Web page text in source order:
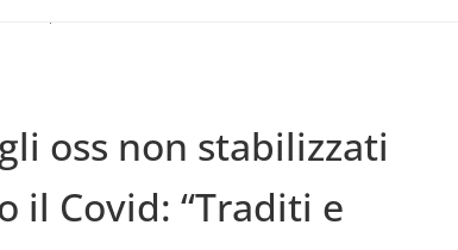
oss non stabilizzati
il Covid: “Traditi e